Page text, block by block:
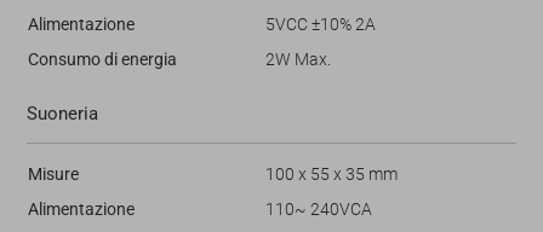
Alimentazione
5VCC ±10% 2A
Consumo di energia
2W Max.
Suoneria
Misure
100 x 55 x 35 mm
Alimentazione
110~ 240VCA